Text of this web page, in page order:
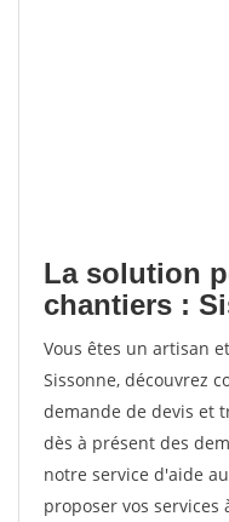
La solution
chantiers :
Vous êtes un artisan
Sissonne, découvrez
demande de devis et
dès à présent des
notre service d'aide
proposer vos